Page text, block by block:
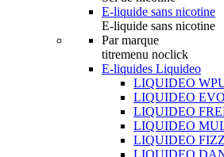
E-liquide sans nicotine
E-liquide sans nicotine
Par marque
titremenu noclick
E-liquides Liquideo
LIQUIDEO
LIQUIDEO
LIQUIDEO
LIQUIDEO
LIQUIDEO
LIQUIDEO